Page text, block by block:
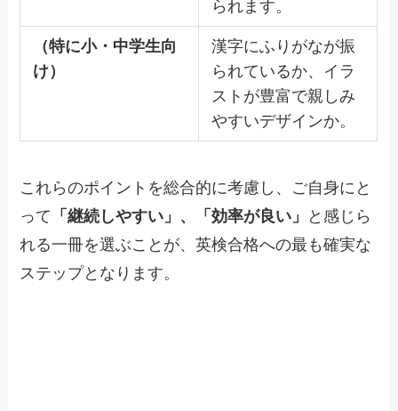
られます。
（特に小・中学生向
け）
漢字にふりがなが振
られているか、イラ
ストが豊富で親しみ
やすいデザインか。
これらのポイントを総合的に考慮し、ご自身にと
って 「継続しやすい」、「効率が良い」
と感じら
れる一冊を選ぶことが、英検合格への最も確実な
ステップとなります。